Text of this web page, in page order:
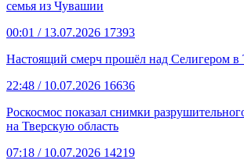
семья из Чувашии
00:01 / 13.07.2026 17393
Настоящий смерч прошёл над Селигером в
22:48 / 10.07.2026 16636
Роскосмос показал снимки
на Тверскую область
07:18 / 10.07.2026 14219